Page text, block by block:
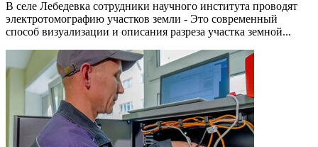
В селе Лебедевка сотрудники научного института проводят
электротомографию участков земли - Это современный
способ визуализации и описания разреза участка земной...